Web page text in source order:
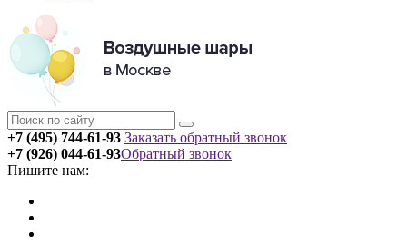
+7 (495) 744-61-93 Заказать обратный звонок
+7 (926) 044-61-93
Пишите нам:
Обратный звонок